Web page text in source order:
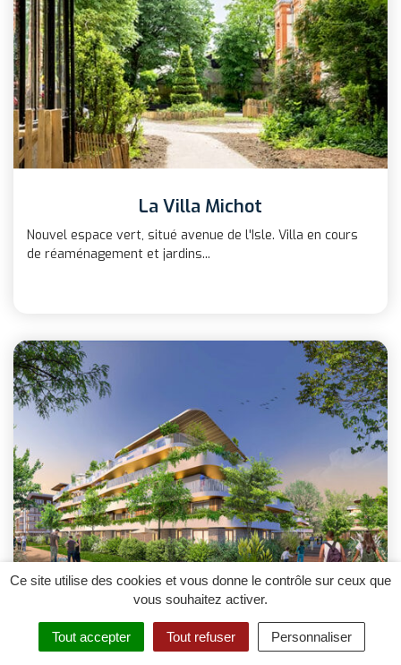
Ce site utilise des cookies et vous donne le contrôle sur ceux que
vous souhaitez activer.
Tout accepter Tout refuser Personnaliser
MENU RECHERCHE
La Villa Michot
Nouvel espace vert, situé avenue de l'Isle. Villa en cours
de réaménagement et jardins...
Métamorphose du site du Stade Jules Rimet.